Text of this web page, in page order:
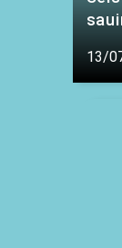
13/